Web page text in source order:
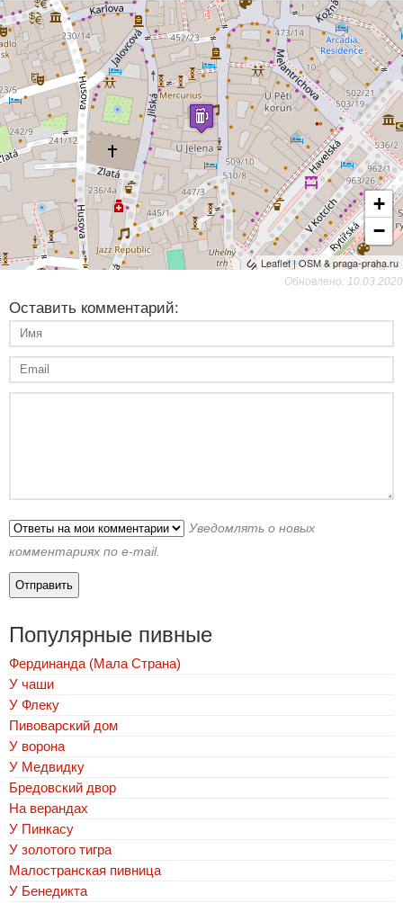
+
−
Leaflet | OSM & praga-praha.ru
Обновлено: 10.03.2020
Оставить комментарий:
Уведомлять о новых
комментариях по e-mail.
Популярные пивные
Фердинанда (Мала Страна)
У чаши
У Флеку
Пивоварский дом
У ворона
У Медвидку
Бредовский двор
На верандах
У Пинкасу
У золотого тигра
Малостранская пивница
У Бенедикта